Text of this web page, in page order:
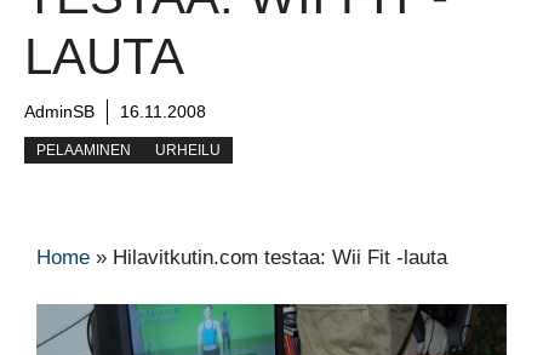
LAUTA
AdminSB 16.11.2008
PELAAMINEN URHEILU
Home » Hilavitkutin.com testaa: Wii Fit -lauta